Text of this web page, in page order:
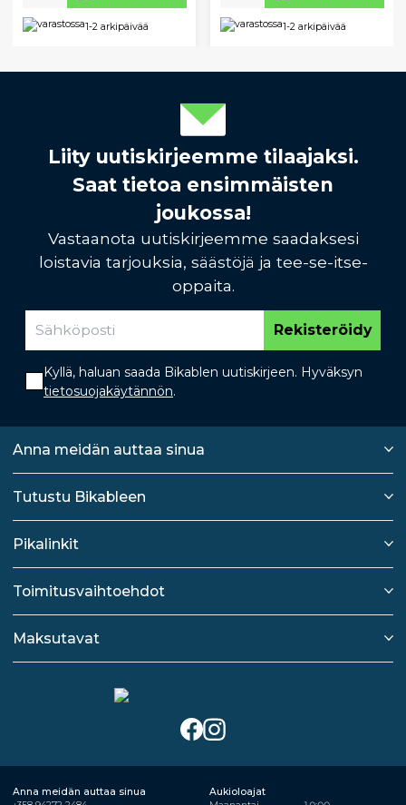
1-2 arkipäivää 1-2 arkipäivää
Liity uutiskirjeemme tilaajaksi.
Saat tietoa ensimmäisten
joukossa!
Vastaanota uutiskirjeemme saadaksesi
loistavia tarjouksia, säästöjä ja tee-se-itse-
oppaita.
Rekisteröidy
Kyllä, haluan saada Bikablen uutiskirjeen. Hyväksyn
tietosuojakäytännön.
Anna meidän auttaa sinua
Tutustu Bikableen
Pikalinkit
Toimitusvaihtoehdot
Maksutavat
Anna meidän auttaa sinua
Aukioloajat